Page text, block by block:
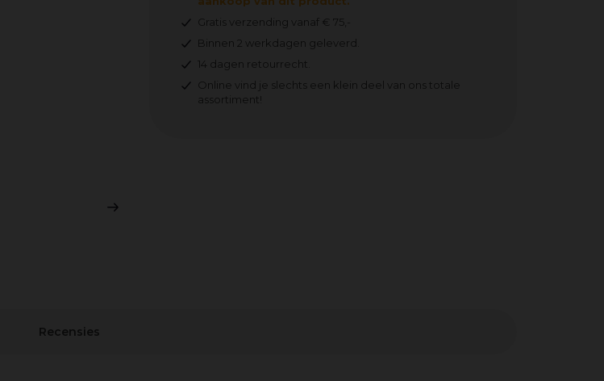
Gratis verzending vanaf € 75,-
Binnen 2 werkdagen geleverd.
14 dagen retourrecht.
Online vind je slechts een klein deel van ons totale
assortiment!
Recensies